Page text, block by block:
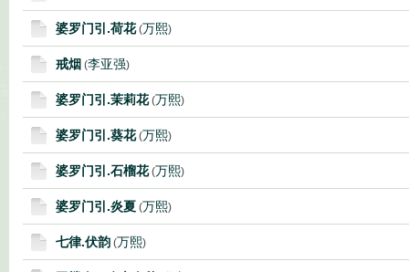
婆罗门引.荷花(万熙)
戒烟 (李亚强)
婆罗门引.茉莉花(万熙)
婆罗门引.葵花(万熙)
婆罗门引.石榴花(万熙)
婆罗门引.炎夏 (万熙)
七律.伏韵 (万熙)